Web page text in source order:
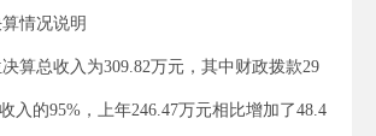
情况说明
决算总收入为309.82万元，其中财政拨款29
入的95%，上年246.47万元相比增加了48.4